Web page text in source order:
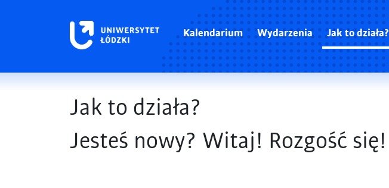
Kalendarium Wydarzenia Jak to działa?
Jak to działa?
Jesteś nowy? Witaj! Rozgość się!